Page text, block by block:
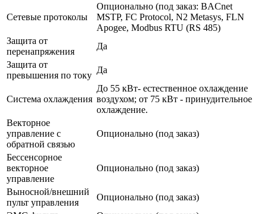
Сетевые протоколы
Опционально (под заказ: BACnet
MSTP, FC Protocol, N2 Metasys, FLN
Apogee, Modbus RTU (RS 485)
Защита от
перенапряжения
Да
Защита от
превышения по току
Да
Система охлаждения
До 55 кВт- естественное охлаждение
воздухом; от 75 кВт - принудительное
охлаждение.
Векторное
управление с
обратной связью
Опционально (под заказ)
Бессенсорное
векторное
управление
Опционально (под заказ)
Выносной/внешний
пульт управления
Опционально (под заказ)